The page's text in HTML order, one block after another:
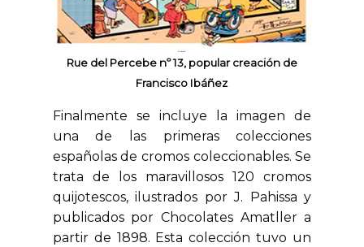
Rue del Percebe nº 13, popular creación de
Francisco Ibáñez
Finalmente se incluye la imagen de
una de las primeras colecciones
españolas de cromos coleccionables. Se
trata de los maravillosos 120 cromos
quijotescos, ilustrados por J. Pahissa y
publicados por Chocolates Amatller a
partir de 1898. Esta colección tuvo un